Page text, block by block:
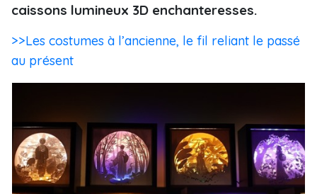
caissons lumineux 3D enchanteresses.
>>Les costumes à l’ancienne, le fil reliant le passé
au présent